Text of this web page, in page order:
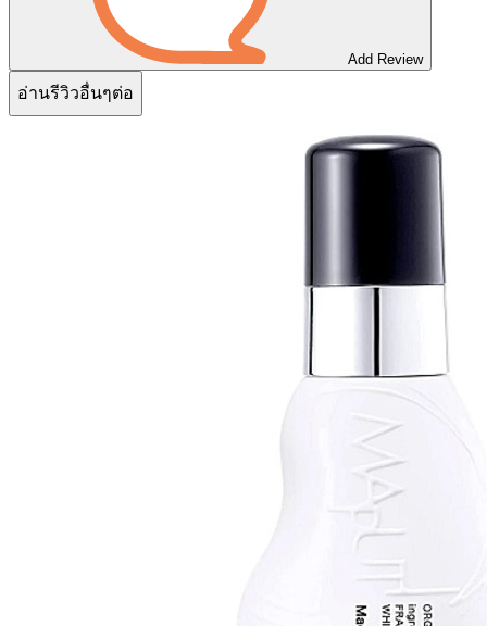
Add Review
อ่านรีวิวอื่นๆต่อ